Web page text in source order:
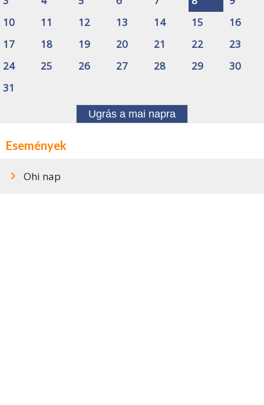
10
11 12 13 14 15
16
17
18 19 20 21 22
23
24
25 26 27 28 29
30
31
Ugrás a mai napra
Események
Ohi nap